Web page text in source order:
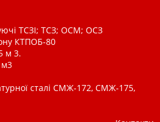
ТСЗІ; ТСЗ; ОСМ; ОСЗ
КТПОБ-80
м 3.
м3
сталі СМЖ-172, СМЖ-175,